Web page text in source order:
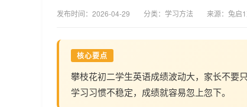
发布时间： 2026-04-29 分类：学习方法 来源：兔启1
核心要点
攀枝花初二学生英语成绩波动大，家长不要
学习习惯不稳定，成绩就容易忽上忽下。